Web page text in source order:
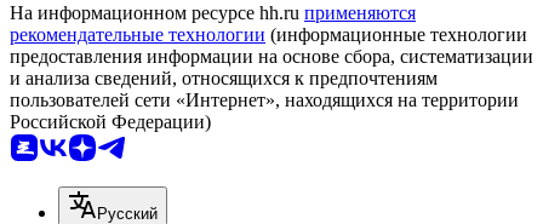
На информационном ресурсе hh.ru применяются
рекомендательные технологии (информационные технологии
предоставления информации на основе сбора, систематизации
и анализа сведений, относящихся к предпочтениям
пользователей сети «Интернет», находящихся на территории
Российской Федерации)
Русский